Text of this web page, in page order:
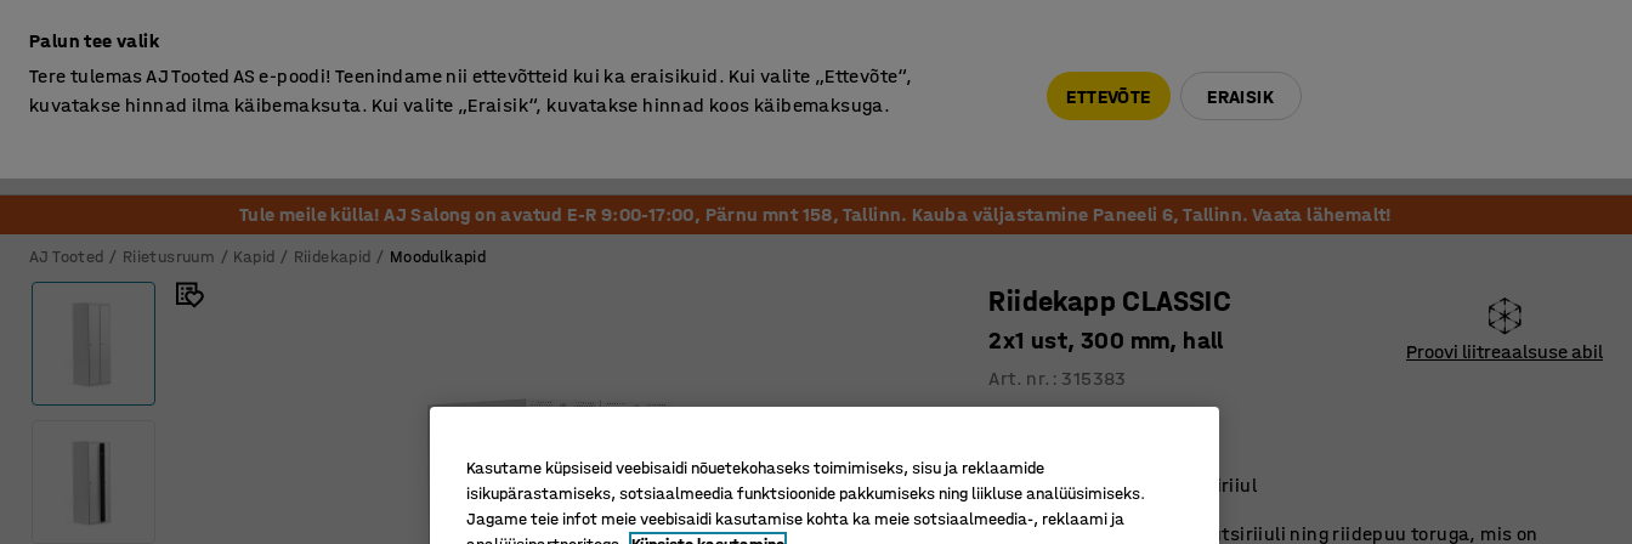
Tule meile külla! AJ Salong on avatud E-R 9:00-17:00, Pärnu mnt 158, Tallinn. Kauba väljastamine Paneeli 6, Tallinn. Vaata lähemalt!
AJ Tooted Riietusruum Kapid Riidekapid Moodulkapid
Riidekapp CLASSIC
2x1 ust, 300 mm, hall
Art. nr. : 315383
Proovi liitreaalsuse abil
Tugev ning kvaliteetne
Riidepuu toru ning mütsiriiul
Kaheosaline riidekapp. Mütsiriiuli ning riidepuu toruga, mis on
Palun tee valik
Tere tulemas AJ Tooted AS e-poodi! Teenindame nii ettevõtteid kui ka eraisikuid. Kui valite „Ettevõte“,
kuvatakse hinnad ilma käibemaksuta. Kui valite „Eraisik“, kuvatakse hinnad koos käibemaksuga.
ETTEVÕTE ERAISIK
Kasutame küpsiseid veebisaidi nõuetekohaseks toimimiseks, sisu ja reklaamide
isikupärastamiseks, sotsiaalmeedia funktsioonide pakkumiseks ning liikluse analüüsimiseks.
Jagame teie infot meie veebisaidi kasutamise kohta ka meie sotsiaalmeedia-, reklaami ja